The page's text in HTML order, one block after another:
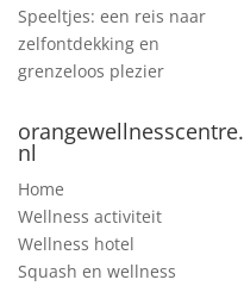
Speeltjes: een reis naar
zelfontdekking en
grenzeloos plezier
orangewellnesscentre.
nl
Home
Wellness activiteit
Wellness hotel
Squash en wellness